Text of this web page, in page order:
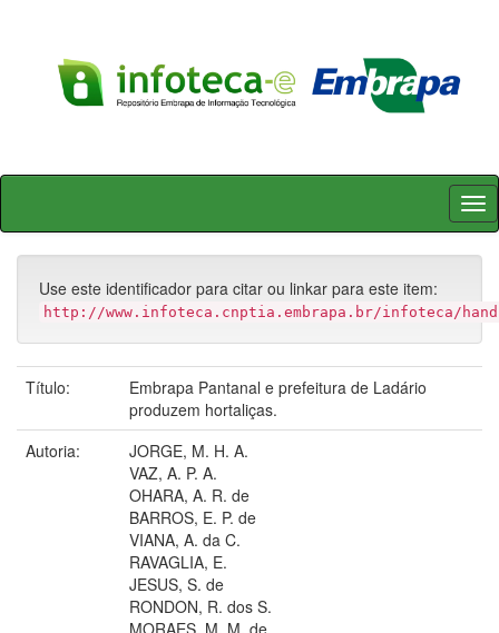
Skip
Use este identificador para citar ou linkar para este item:
http://www.infoteca.cnptia.embrapa.br/infoteca/
Título:
Embrapa Pantanal e prefeitura de Ladário
produzem hortaliças.
Autoria:
JORGE, M. H. A.
VAZ, A. P. A.
OHARA, A. R. de
BARROS, E. P. de
VIANA, A. da C.
RAVAGLIA, E.
JESUS, S. de
RONDON, R. dos S.
MORAES, M. M. de